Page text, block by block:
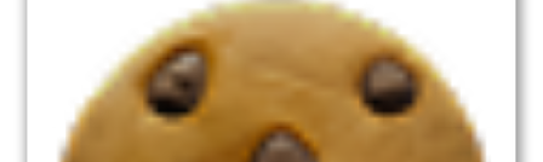
найти оптимальное,
технологичное решение
уместное в конкретном бизнес-
контексте, а третьи делают ещё
более тонкую настройку и